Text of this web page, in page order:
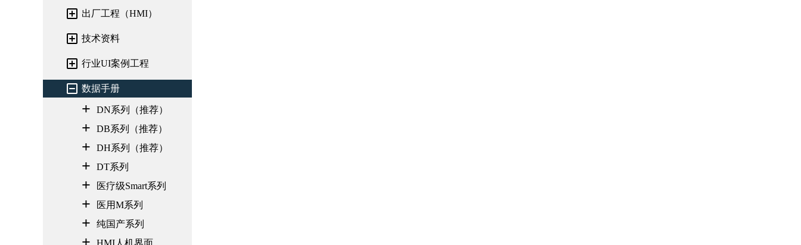
出厂工程（HMI）
技术资料
行业UI案例工程
数据手册
DN系列（推荐）
DB系列（推荐）
DH系列（推荐）
DT系列
医疗级Smart系列
医用M系列
纯国产系列
HMI人机界面